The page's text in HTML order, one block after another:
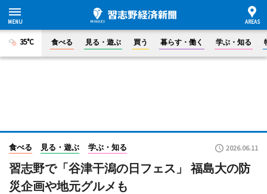
35°C 食べる 見る・遊ぶ 買う 暮らす・働く 学ぶ・知る
食べる 見る・遊ぶ 学ぶ・知る 2026.06.11
習志野で「谷津干潟の日フェス」 福島大の防
災企画や地元グルメも